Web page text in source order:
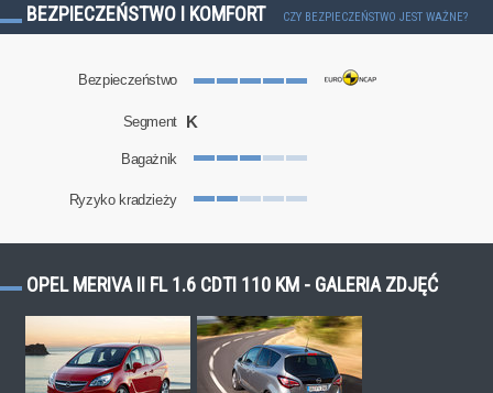
BEZPIECZEŃSTWO I KOMFORT CZY BEZPIECZEŃSTWO JEST WAŻNE?
Bezpieczeństwo
Segment K
Bagażnik
Ryzyko kradzieży
OPEL MERIVA II FL 1.6 CDTI 110 KM - GALERIA ZDJĘĆ